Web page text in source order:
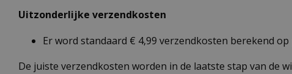
Uitzonderlijke verzendkosten
Er word standaard € 4,99 verzendkosten berekend
De juiste verzendkosten worden in de laatste stap van de